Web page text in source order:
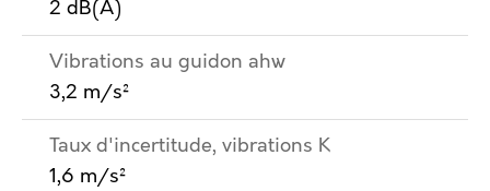
2 dB(A)
Vibrations au guidon ahw
3,2 m/s²
Taux d'incertitude, vibrations K
1,6 m/s²